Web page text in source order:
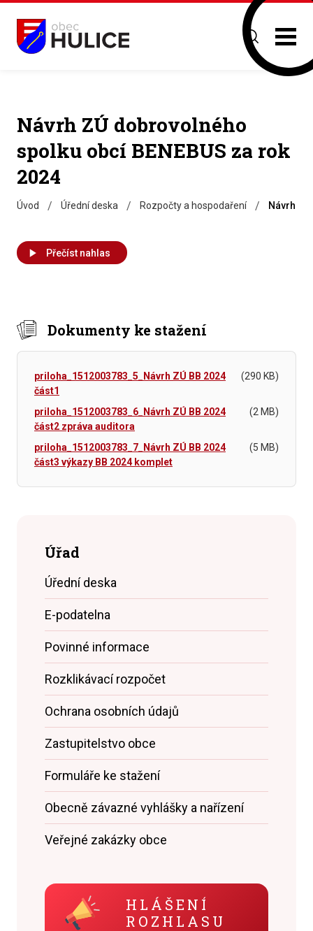
Návrh ZÚ dobrovolného
spolku obcí BENEBUS za rok
2024
Úvod / Úřední deska / Rozpočty a hospodaření / Návrh
Přečíst nahlas
Dokumenty ke stažení
priloha_1512003783_5_Návrh ZÚ BB 2024
část1
(290 KB)
priloha_1512003783_6_Návrh ZÚ BB 2024
část2 zpráva auditora
(2 MB)
priloha_1512003783_7_Návrh ZÚ BB 2024
část3 výkazy BB 2024 komplet
(5 MB)
Úřad
Úřední deska
E-podatelna
Povinné informace
Rozklikávací rozpočet
Ochrana osobních údajů
Zastupitelstvo obce
Formuláře ke stažení
Obecně závazné vyhlášky a nařízení
Veřejné zakázky obce
HLÁŠENÍ
ROZHLASU